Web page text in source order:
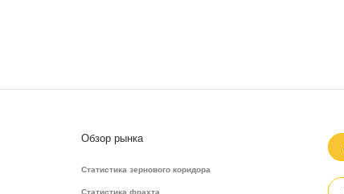
Обзор рынка
Статистика зернового коридора
Статистика фрахта